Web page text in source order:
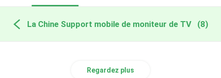
La Chine Support mobile de moniteur de TV (8)
Regardez plus